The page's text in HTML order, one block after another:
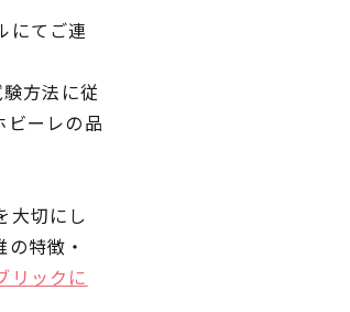
にてご連
方法に従
ビーレの品
大切にし
特徴・
リックに